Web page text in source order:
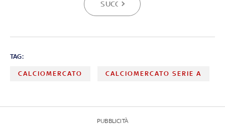
SUCCESSIVA
TAG:
CALCIOMERCATO CALCIOMERCATO SERIE A
PUBBLICITÀ